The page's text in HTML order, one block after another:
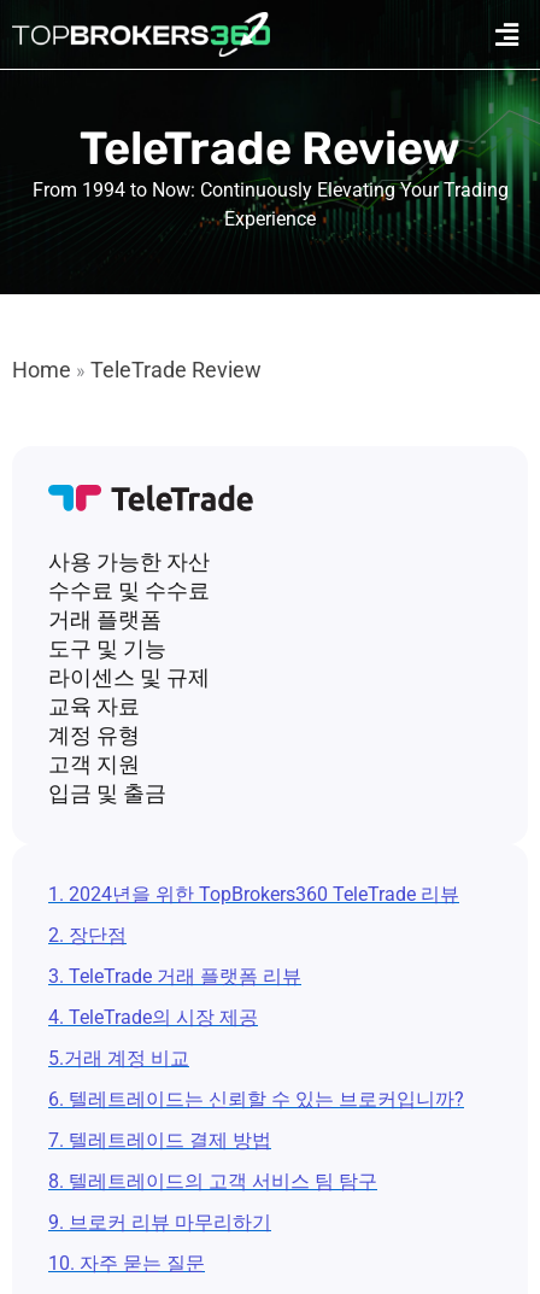
츠
TeleTrade Review
From 1994 to Now: Continuously Elevating Your Trading
Experience
Home » TeleTrade Review
사용 가능한 자산
수수료 및 수수료
거래 플랫폼
도구 및 기능
라이센스 및 규제
교육 자료
계정 유형
고객 지원
입금 및 출금
1. 2024년을 위한 TopBrokers360 TeleTrade 리뷰
2. 장단점
3. TeleTrade 거래 플랫폼 리뷰
4. TeleTrade의 시장 제공
5.거래 계정 비교
6. 텔레트레이드는 신뢰할 수 있는 브로커입니까?
7. 텔레트레이드 결제 방법
8. 텔레트레이드의 고객 서비스 팀 탐구
9. 브로커 리뷰 마무리하기
10. 자주 묻는 질문